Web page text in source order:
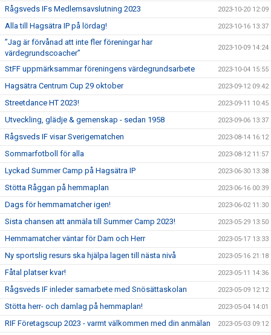
Rågsveds IFs Medlemsavslutning 2023 2023-10-20 12:09
Alla till Hagsätra IP på lördag! 2023-10-16 13:37
”Jag är förvånad att inte fler föreningar har
värdegrundscoacher”
2023-10-09 14:24
StFF uppmärksammar föreningens värdegrundsarbete 2023-10-04 15:55
Hagsätra Centrum Cup 29 oktober 2023-09-12 09:42
Streetdance HT 2023! 2023-09-11 10:45
Utveckling, glädje & gemenskap - sedan 1958 2023-09-06 13:37
Rågsveds IF visar Sverigematchen 2023-08-14 16:12
Sommarfotboll för alla 2023-08-12 11:57
Lyckad Summer Camp på Hagsätra IP 2023-06-30 13:38
Stötta Råggan på hemmaplan 2023-06-16 00:39
Dags för hemmamatcher igen! 2023-06-02 11:30
Sista chansen att anmäla till Summer Camp 2023! 2023-05-29 13:50
Hemmamatcher väntar för Dam och Herr 2023-05-17 13:33
Ny sportslig resurs ska hjälpa lagen till nästa nivå 2023-05-16 21:18
Fåtal platser kvar! 2023-05-11 14:36
Rågsveds IF inleder samarbete med Snösättaskolan 2023-05-09 12:12
Stötta herr- och damlag på hemmaplan! 2023-05-04 14:01
RIF Företagscup 2023 - varmt välkommen med din anmälan 2023-05-03 09:12